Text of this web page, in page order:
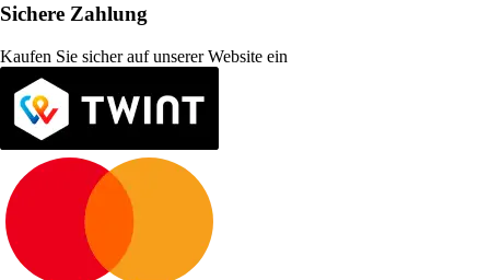
Sichere Zahlung
Kaufen Sie sicher auf unserer Website ein